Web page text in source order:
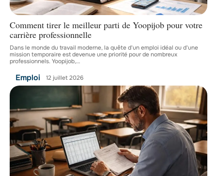
Comment tirer le meilleur parti de Yoopijob pour votre
carrière professionnelle
Dans le monde du travail moderne, la quête d'un emploi idéal ou d'une
mission temporaire est devenue une priorité pour de nombreux
professionnels. Yoopijob,…
Emploi 12 juillet 2026